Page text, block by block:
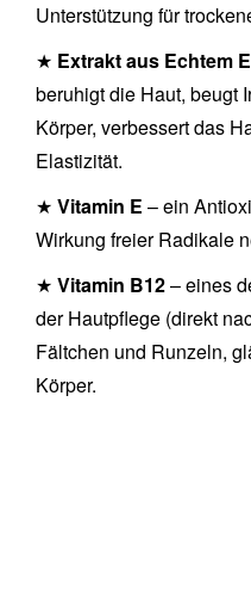
Unterstützung für
★ Extrakt aus Echtem
beruhigt die Haut, beugt
Körper, verbessert das
Elastizität.
★ Vitamin E – ein
Wirkung freier Radikale
★ Vitamin B12– eines
der Hautpflege (direkt
Fältchen und Runzeln,
Körper.